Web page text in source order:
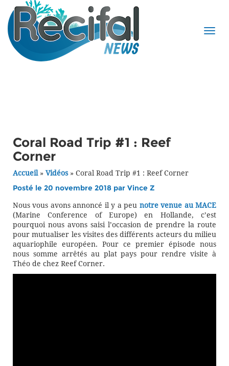
Coral Road Trip #1 : Reef
Corner
Accueil» Vidéos» Coral Road Trip #1 : Reef Corner
Posté le 20 novembre 2018 par Vince Z
Nous vous avons annoncé il y a peu notre venue au MACE
(Marine Conference of Europe) en Hollande, c’est
pourquoi nous avons saisi l’occasion de prendre la route
pour mutualiser les visites des différents acteurs du milieu
aquariophile européen. Pour ce premier épisode nous
nous somme arrêtés au plat pays pour rendre visite à
Théo de chez Reef Corner.